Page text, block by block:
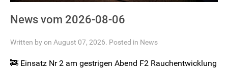
News vom 2026-08-06
Written by on August 07, 2026. Posted in News
🚒 Einsatz Nr 2 am gestrigen Abend F2 Rauchentwicklung